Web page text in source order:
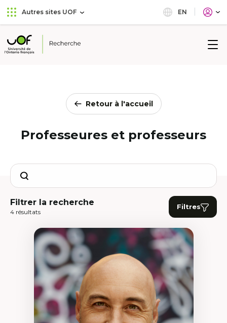
Aller
au
principal
Passer
au
Autres sites UOF EN
Université
Retour à l'accueil
Professeures et professeurs
Search
Filtrer la recherche
4 résultats
Filtres